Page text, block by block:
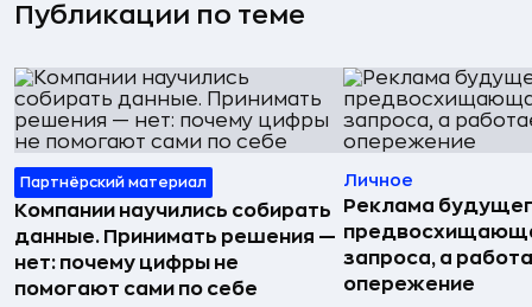
Публикации по теме
Партнёрский материал
Компании научились собирать
данные. Принимать решения —
нет: почему цифры не
помогают сами по себе
Личное
Реклама
запроса, а
опережение